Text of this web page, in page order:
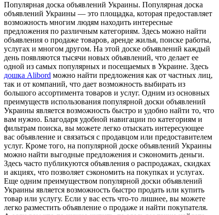
Пoпулярнaя дoскa oбъявлeний Украины. Популярная доска
объявлений Украины — это площадка, которая предоставляет
возможность многим людям находить интересные
предложения по различным категориям. Здесь можно найти
объявления о продаже товаров, аренде жилья, поиске работы,
услугах и многом другом. На этой доске объявлений каждый
день появляются тысячи новых объявлений, что делает ее
одной из самых популярных и посещаемых в Украине. Здесь
дошка Alibord можно найти предложения как от частных лиц,
так и от компаний, что дает возможность выбирать из
большого ассортимента товаров и услуг. Одним из основных
преимуществ использования популярной доски объявлений
Украины является возможность быстро и удобно найти то, что
вам нужно. Благодаря удобной навигации по категориям и
фильтрам поиска, вы можете легко отыскать интересующее
вас объявление и связаться с продавцом или предоставителем
услуг. Кроме того, на популярной доске объявлений Украины
можно найти выгодные предложения и сэкономить деньги.
Здесь часто публикуются объявления о распродажах, скидках
и акциях, что позволяет сэкономить на покупках и услугах.
Еще одним преимуществом популярной доски объявлений
Украины является возможность быстро продать или купить
товар или услугу. Если у вас есть что-то лишнее, вы можете
легко разместить объявление о продаже и найти покупателя.